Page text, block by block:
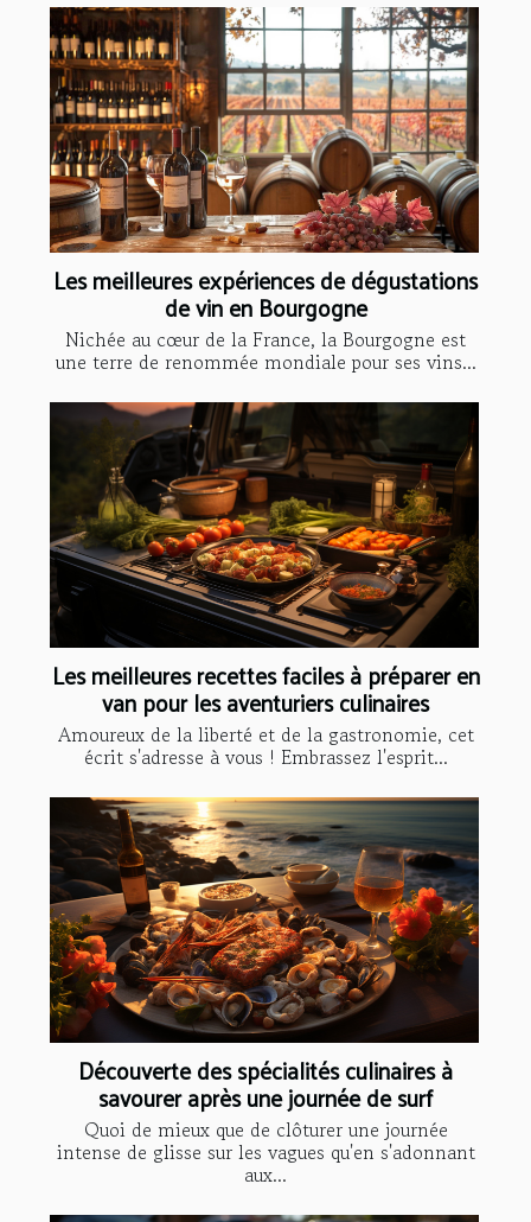
Les meilleures expériences de dégustations
de vin en Bourgogne
Nichée au cœur de la France, la Bourgogne est
une terre de renommée mondiale pour ses vins...
Les meilleures recettes faciles à préparer en
van pour les aventuriers culinaires
Amoureux de la liberté et de la gastronomie, cet
écrit s'adresse à vous ! Embrassez l'esprit...
Découverte des spécialités culinaires à
savourer après une journée de surf
Quoi de mieux que de clôturer une journée
intense de glisse sur les vagues qu'en s'adonnant
aux...